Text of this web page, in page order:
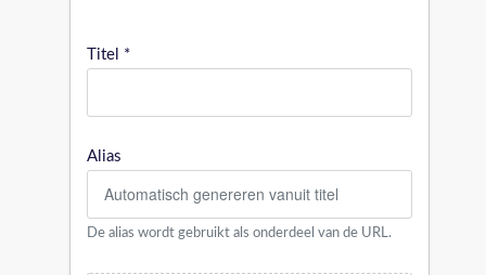
Titel *
Alias
De alias wordt gebruikt als onderdeel van de URL.